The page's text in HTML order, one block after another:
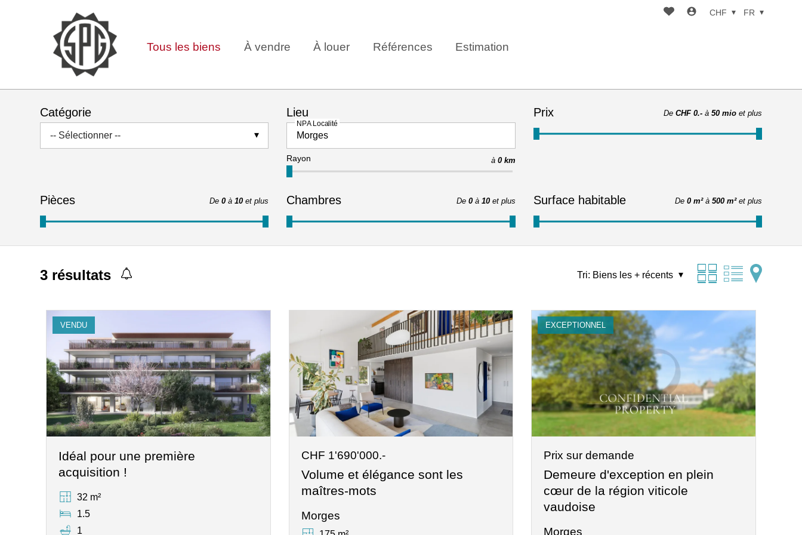
Tous les biens À vendre À louer Références Estimation
CHF FR
Catégorie
-- Sélectionner --
Lieu
NPA Localité
Rayon à 0 km
Prix De CHF 0.- à 50 mio et plus
Pièces De 0 à 10 et plus Chambres De 0 à 10 et plus Surface habitable De 0 m² à 500 m² et plus
3 résultats Tri: Biens les + récents
VENDU
Idéal pour une première
acquisition !
32 m²
1.5
1
CHF 1'690'000.-
Volume et élégance sont les
maîtres-mots
Morges
EXCEPTIONNEL
Prix sur demande
Demeure d'exception en plein
cœur de la région viticole
vaudoise
Morges